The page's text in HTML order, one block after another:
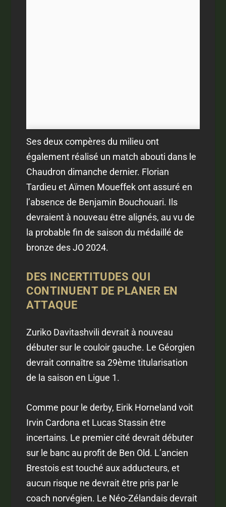
Ses deux compères du milieu ont
également réalisé un match abouti dans le
Chaudron dimanche dernier. Florian
Tardieu et Aïmen Moueffek ont assuré en
l’absence de Benjamin Bouchouari. Ils
devraient à nouveau être alignés, au vu de
la probable fin de saison du médaillé de
bronze des JO 2024.
DES INCERTITUDES QUI
CONTINUENT DE PLANER EN
ATTAQUE
Zuriko Davitashvili devrait à nouveau
débuter sur le couloir gauche. Le Géorgien
devrait connaître sa 29ème titularisation
de la saison en Ligue 1.
Comme pour le derby, Eirik Horneland voit
Irvin Cardona et Lucas Stassin être
incertains. Le premier cité devrait débuter
sur le banc au profit de Ben Old. L’ancien
Brestois est touché aux adducteurs, et
aucun risque ne devrait être pris par le
coach norvégien. Le Néo-Zélandais devrait